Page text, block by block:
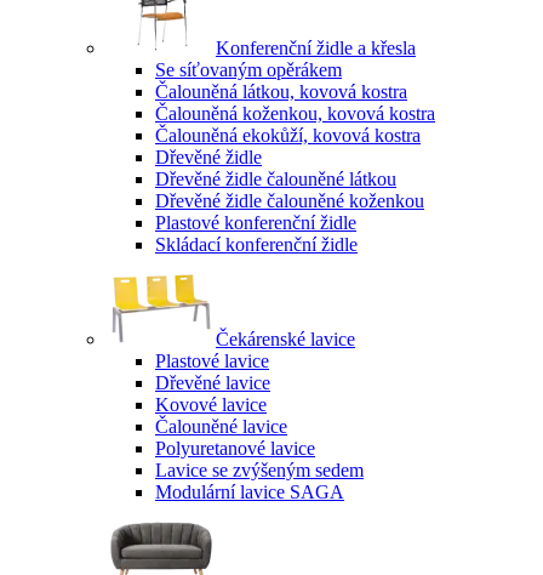
Konferenční židle a křesla
Se síťovaným opěrákem
Čalouněná látkou, kovová kostra
Čalouněná koženkou, kovová kostra
Čalouněná ekokůží, kovová kostra
Dřevěné židle
Dřevěné židle čalouněné látkou
Dřevěné židle čalouněné koženkou
Plastové konferenční židle
Skládací konferenční židle
Čekárenské lavice
Plastové lavice
Dřevěné lavice
Kovové lavice
Čalouněné lavice
Polyuretanové lavice
Lavice se zvýšeným sedem
Modulární lavice SAGA